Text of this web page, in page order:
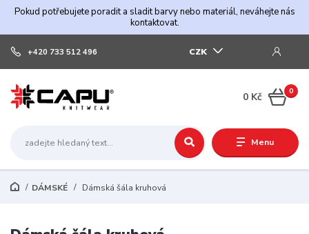
Pokud potřebujete poradit a sladit barvy nebo materiál, neváhejte nás
kontaktovat.
Menu
CZK
+420 733 512 496
0
0 Kč
DÁMSKÉ Dámská šála kruhová